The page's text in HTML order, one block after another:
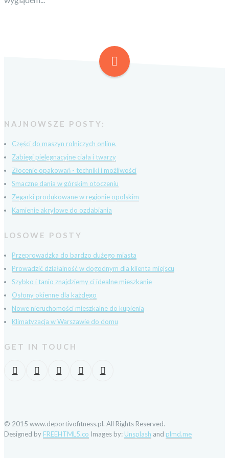
NAJNOWSZE POSTY:
Części do maszyn rolniczych online.
Zabiegi pielęgnacyjne ciała i twarzy
Złocenie opakowań - techniki i możliwości
Smaczne dania w górskim otoczeniu
Zegarki produkowane w regionie opolskim
Kamienie akrylowe do ozdabiania
LOSOWE POSTY
Przeprowadzka do bardzo dużego miasta
Prowadzić działalność w dogodnym dla klienta miejscu
Szybko i tanio znajdziemy ci idealne mieszkanie
Osłony okienne dla każdego
Nowe nieruchomości mieszkalne do kupienia
Klimatyzacja w Warszawie do domu
GET IN TOUCH
© 2015 www.deportivofitness.pl. All Rights Reserved.
Designed by FREEHTML5.co Images by: Unsplash and plmd.me